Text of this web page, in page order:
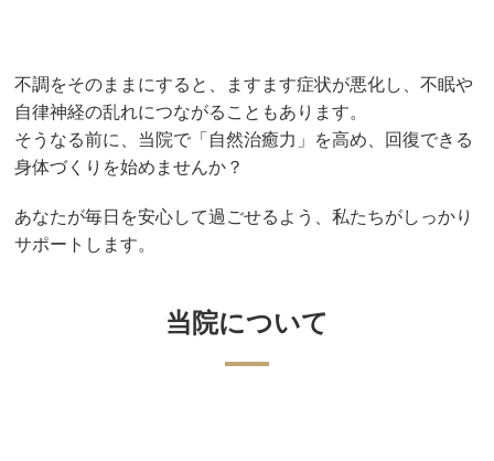
不調をそのままにすると、ますます症状が悪化し、不眠や
自律神経の乱れにつながることもあります。
そうなる前に、当院で「自然治癒力」を高め、回復できる
身体づくりを始めませんか？
あなたが毎日を安心して過ごせるよう、私たちがしっかり
サポートします。
当院について